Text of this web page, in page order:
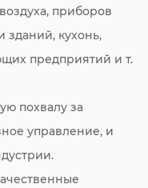
приборов
зданий, кухонь,
предприятий и т.
похвалу за
управление, и